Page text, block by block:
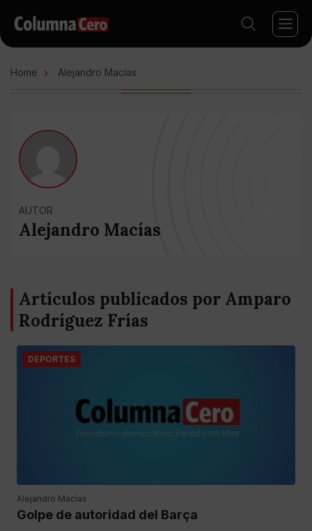
Home Alejandro Macías
AUTOR
Alejandro Macías
Artículos publicados por Amparo
Rodríguez Frías
DEPORTES
Alejandro Macías
Golpe de autoridad del Barça